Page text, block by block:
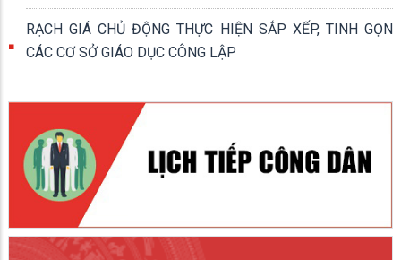
RẠCH GIÁ CHỦ ĐỘNG THỰC HIỆN SẮP XẾP, TINH GỌN
CÁC CƠ SỞ GIÁO DỤC CÔNG LẬP